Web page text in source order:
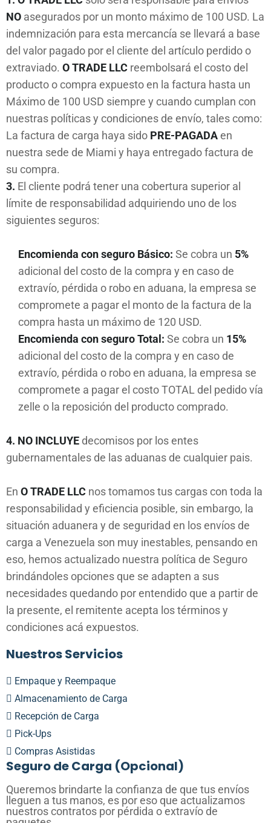
NO asegurados por un monto máximo de 100 USD. La
indemnización para esta mercancía se llevará a base
del valor pagado por el cliente del artículo perdido o
extraviado. O TRADE LLC reembolsará el costo del
producto o compra expuesto en la factura hasta un
Máximo de 100 USD siempre y cuando cumplan con
nuestras políticas y condiciones de envío, tales como:
La factura de carga haya sido PRE-PAGADAen
nuestra sede de Miami y haya entregado factura de
su compra.
3. El cliente podrá tener una cobertura superior al
límite de responsabilidad adquiriendo uno de los
siguientes seguros:
Encomienda con seguro Básico: Se cobra un 5%
adicional del costo de la compra y en caso de
extravío, pérdida o robo en aduana, la empresa se
compromete a pagar el monto de la factura de la
compra hasta un máximo de 120 USD.
Encomienda con seguro Total: Se cobra un 15%
adicional del costo de la compra y en caso de
extravío, pérdida o robo en aduana, la empresa se
compromete a pagar el costo TOTAL del pedido vía
zelle o la reposición del producto comprado.
4. NO INCLUYE decomisos por los entes
gubernamentales de las aduanas de cualquier pais.
En O TRADE LLC nos tomamos tus cargas con toda la
responsabilidad y eficiencia posible, sin embargo, la
situación aduanera y de seguridad en los envíos de
carga a Venezuela son muy inestables, pensando en
eso, hemos actualizado nuestra política de Seguro
brindándoles opciones que se adapten a sus
necesidades quedando por entendido que a partir de
la presente, el remitente acepta los términos y
condiciones acá expuestos.
Nuestros Servicios
Empaque y Reempaque
Almacenamiento de Carga
Recepción de Carga
Pick-Ups
Compras Asistidas
Seguro de Carga (Opcional)
Queremos brindarte la confianza de que tus envíos
lleguen a tus manos, es por eso que actualizamos
nuestros contratos por pérdida o extravío de